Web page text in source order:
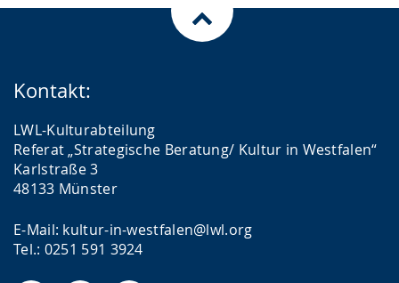
Kontakt:
LWL-Kulturabteilung
Referat „Strategische Beratung/ Kultur in Westfalen“
Karlstraße 3
48133 Münster
E-Mail: kultur-in-westfalen@lwl.org
Tel.: 0251 591 3924